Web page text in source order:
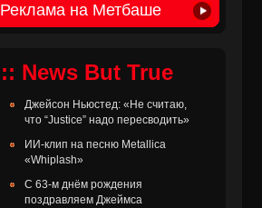
Реклама на Метбаше
:: News But True
Джейсон Ньюстед: «Не считаю,
что “Justice” надо пересводить»
ИИ-клип на песню Metallica
«Whiplash»
С 63-м днём рождения
поздравляем Джеймса